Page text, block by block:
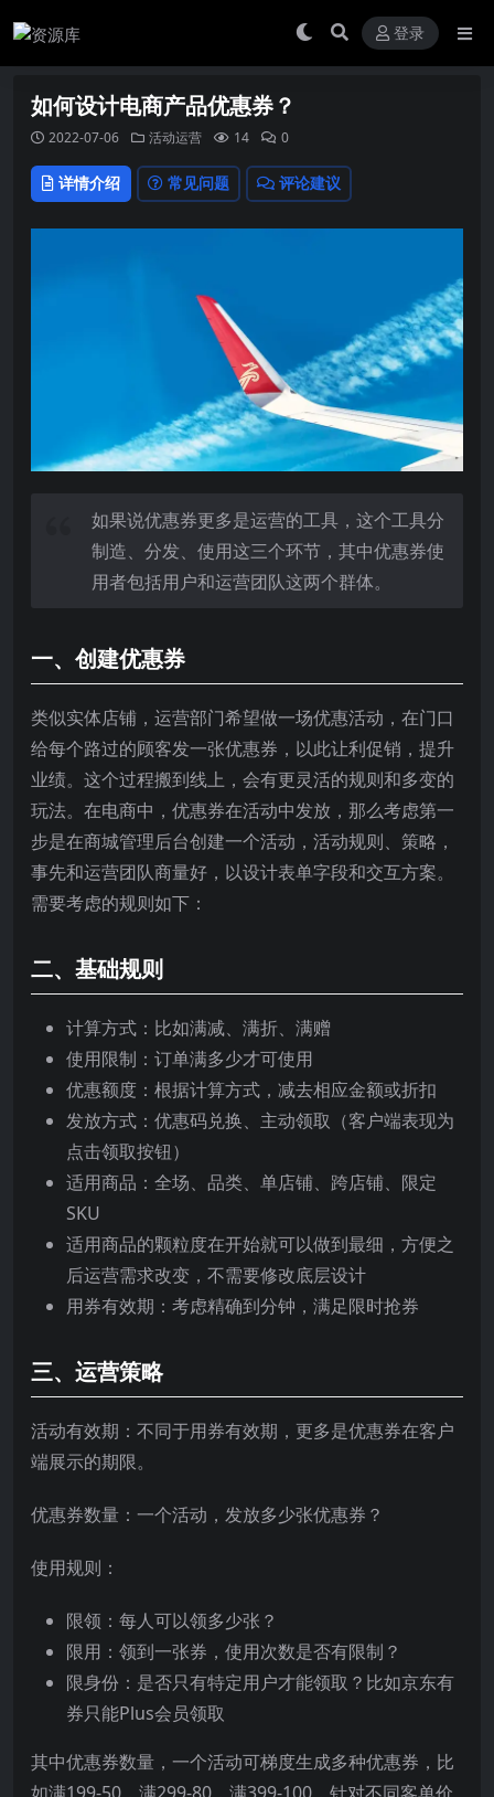
登录
如何设计电商产品优惠券？
2022-07-06 活动运营 14 0
详情介绍 常见问题 评论建议
如果说优惠券更多是运营的工具，这个工具分
制造、分发、使用这三个环节，其中优惠券使
用者包括用户和运营团队这两个群体。
一、创建优惠券
类似实体店铺，运营部门希望做一场优惠活动，在门口
给每个路过的顾客发一张优惠券，以此让利促销，提升
业绩。这个过程搬到线上，会有更灵活的规则和多变的
玩法。在电商中，优惠券在活动中发放，那么考虑第一
步是在商城管理后台创建一个活动，活动规则、策略，
事先和运营团队商量好，以设计表单字段和交互方案。
需要考虑的规则如下：
二、基础规则
计算方式：比如满减、满折、满赠
使用限制：订单满多少才可使用
优惠额度：根据计算方式，减去相应金额或折扣
发放方式：优惠码兑换、主动领取（客户端表现为
点击领取按钮）
适用商品：全场、品类、单店铺、跨店铺、限定
SKU
适用商品的颗粒度在开始就可以做到最细，方便之
后运营需求改变，不需要修改底层设计
用券有效期：考虑精确到分钟，满足限时抢券
三、运营策略
活动有效期：不同于用券有效期，更多是优惠券在客户
端展示的期限。
优惠券数量：一个活动，发放多少张优惠券？
使用规则：
限领：每人可以领多少张？
限用：领到一张券，使用次数是否有限制？
限身份：是否只有特定用户才能领取？比如京东有
券只能Plus会员领取
其中优惠券数量，一个活动可梯度生成多种优惠券，比